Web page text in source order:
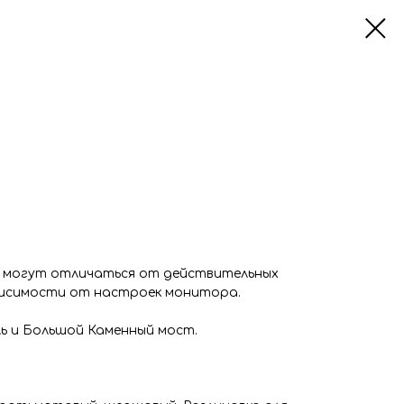
отличаться от действительных
от настроек монитора.
и Большой Каменный мост.